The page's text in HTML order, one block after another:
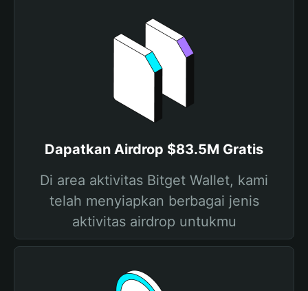
Dapatkan Airdrop $83.5M Gratis
Di area aktivitas Bitget Wallet, kami
telah menyiapkan berbagai jenis
aktivitas airdrop untukmu